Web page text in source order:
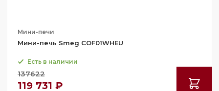
Мини-печи
Мини-печь Smeg COF01WHEU
Есть в наличии
137622
119 731 ₽